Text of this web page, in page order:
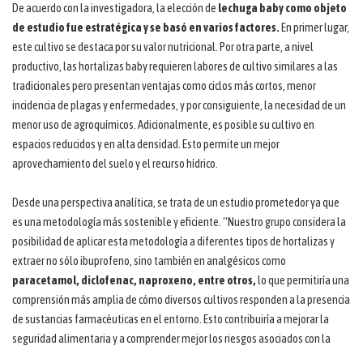
De acuerdo con la investigadora, la elección de lechuga baby como objeto
de estudio fue estratégica y se basó en varios factores. En primer lugar,
este cultivo se destaca por su valor nutricional. Por otra parte, a nivel
productivo, las hortalizas baby requieren labores de cultivo similares a las
tradicionales pero presentan ventajas como ciclos más cortos, menor
incidencia de plagas y enfermedades, y por consiguiente, la necesidad de un
menor uso de agroquímicos. Adicionalmente, es posible su cultivo en
espacios reducidos y en alta densidad. Esto permite un mejor
aprovechamiento del suelo y el recurso hídrico.
Desde una perspectiva analítica, se trata de un estudio prometedor ya que
es una metodología más sostenible y eficiente. “Nuestro grupo considera la
posibilidad de aplicar esta metodología a diferentes tipos de hortalizas y
extraer no sólo ibuprofeno, sino también en analgésicos como
paracetamol, diclofenac, naproxeno, entre otros, lo que permitiría una
comprensión más amplia de cómo diversos cultivos responden a la presencia
de sustancias farmacéuticas en el entorno. Esto contribuiría a mejorar la
seguridad alimentaria y a comprender mejor los riesgos asociados con la